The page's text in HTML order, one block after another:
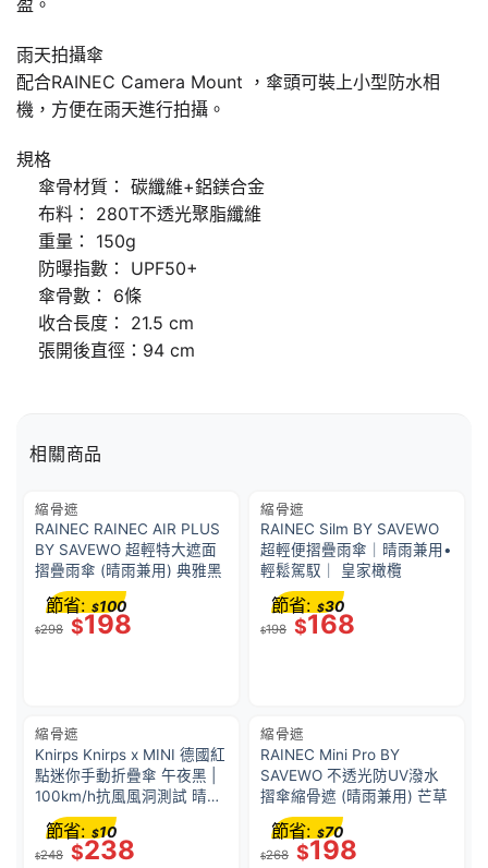
盈。
雨天拍攝傘
配合RAINEC Camera Mount ，傘頭可裝上小型防水相
機，方便在雨天進行拍攝。
規格
傘骨材質： 碳纖維+鋁鎂合金
布料： 280T不透光聚脂纖維
重量： 150g
防曝指數： UPF50+
傘骨數： 6條
收合長度： 21.5 cm
張開後直徑：94 cm
相關商品
縮骨遮
RAINEC RAINEC AIR PLUS
BY SAVEWO 超輕特大遮面
摺疊雨傘 (晴雨兼用) 典雅黑
$298 $198
節省: $100
縮骨遮
RAINEC Silm BY SAVEWO
超輕便摺疊雨傘｜晴雨兼用•
輕鬆駕馭｜ 皇家橄欖
$198 $168
節省: $30
縮骨遮
Knirps Knirps x MINI 德國紅
點迷你手動折疊傘 午夜黑 |
100km/h抗風風洞測試 晴雨
傘 | 168g 極輕量 | 展開直徑
94 cm | 閉合長度 18 cm | 高
級鋼材 + 玻璃纖維
$248 $238
節省: $10
縮骨遮
RAINEC Mini Pro BY
SAVEWO 不透光防UV潑水
摺傘縮骨遮 (晴雨兼用) 芒草
$268 $198
節省: $70